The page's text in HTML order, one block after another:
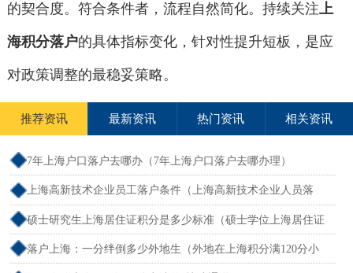
的契合度。符合条件者，流程自然简化。持续关注上
海积分落户的具体指标变化，针对性提升短板，是应
对政策调整的最稳妥策略。
推荐资讯 最新资讯 热门资讯 相关资讯
7年上海户口落户去哪办（7年上海户口落户去哪办理）
上海高新技术企业员工落户条件（上海高新技术企业人员落
户）
硕士研究生上海居住证积分是多少标准（硕士学位上海居住证
积分）
落户上海：一分绊倒多少外地生（外地在上海积分满120分小